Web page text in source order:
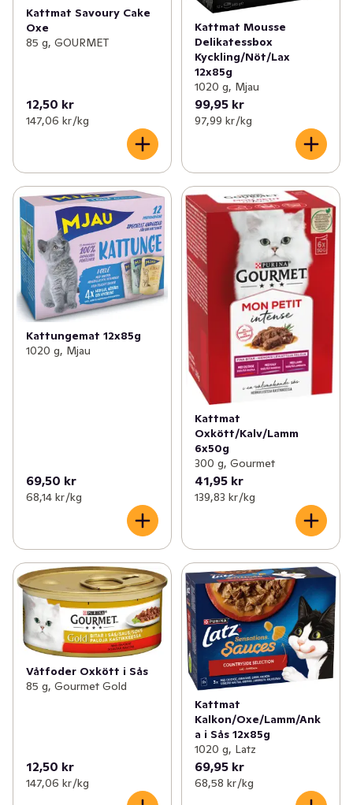
Kattmat Savoury Cake
Oxe
85 g, GOURMET
12,50 kr
147,06 kr /kg
Kattmat Mousse
Delikatessbox
Kyckling/Nöt/Lax
12x85g
1020 g, Mjau
99,95 kr
97,99 kr /kg
Kattungemat 12x85g
1020 g, Mjau
69,50 kr
68,14 kr /kg
Kattmat
Oxkött/Kalv/Lamm
6x50g
300 g, Gourmet
41,95 kr
139,83 kr /kg
Våtfoder Oxkött i Sås
85 g, Gourmet Gold
12,50 kr
147,06 kr /kg
Kattmat
Kalkon/Oxe/Lamm/Ank
a i Sås 12x85g
1020 g, Latz
69,95 kr
68,58 kr /kg